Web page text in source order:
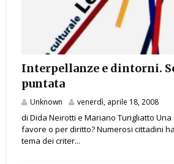
Interpellanze e dintorni.
puntata
Unknown venerdì, aprile 18, 2008
di Dida Neirotti e Mariano Turigliatto
favore o per diritto? Numerosi cittadini
tema dei criter...